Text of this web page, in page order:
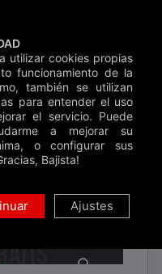
utilizar cookies propias
funcionamiento de la
también se utilizan
para entender el uso
el servicio. Puede
a mejorar su
o configurar sus
Bajista!
Ajustes